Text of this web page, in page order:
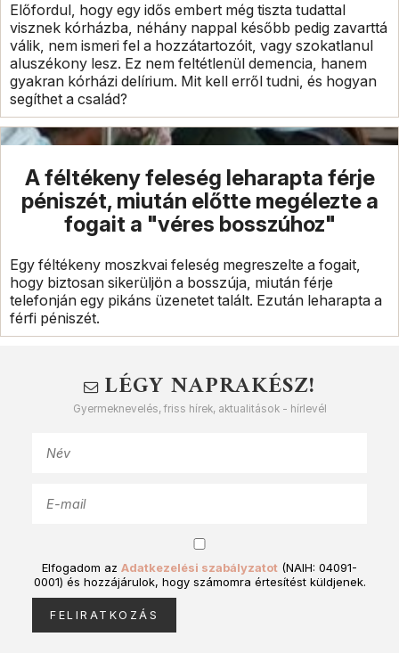
Előfordul, hogy egy idős embert még tiszta tudattal
visznek kórházba, néhány nappal később pedig zavarttá
válik, nem ismeri fel a hozzátartozóit, vagy szokatlanul
aluszékony lesz. Ez nem feltétlenül demencia, hanem
gyakran kórházi delírium. Mit kell erről tudni, és hogyan
segíthet a család?
A féltékeny feleség leharapta férje
péniszét, miután előtte megélezte a
fogait a "véres bosszúhoz"
Egy féltékeny moszkvai feleség megreszelte a fogait,
hogy biztosan sikerüljön a bosszúja, miután férje
telefonján egy pikáns üzenetet talált. Ezután leharapta a
férfi péniszét.
LÉGY NAPRAKÉSZ!
Gyermeknevelés, friss hírek, aktualitások - hírlevél
Elfogadom az Adatkezelési szabályzatot (NAIH: 04091-
0001) és hozzájárulok, hogy számomra értesítést küldjenek.